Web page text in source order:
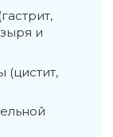
и
(цистит,